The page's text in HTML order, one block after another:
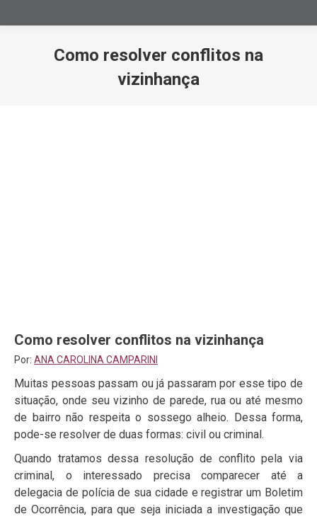
Como resolver conflitos na
vizinhança
Como resolver conflitos na vizinhança
Por: ANA CAROLINA CAMPARINI
Muitas pessoas passam ou já passaram por esse tipo de
situação, onde seu vizinho de parede, rua ou até mesmo
de bairro não respeita o sossego alheio. Dessa forma,
pode-se resolver de duas formas: civil ou criminal.
Quando tratamos dessa resolução de conflito pela via
criminal, o interessado precisa comparecer até a
delegacia de polícia de sua cidade e registrar um Boletim
de Ocorrência, para que seja iniciada a investigação que